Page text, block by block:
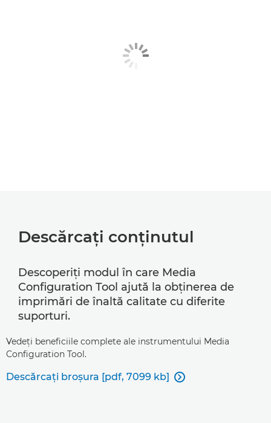
Descărcaţi conţinutul
Descoperiţi modul în care Media
Configuration Tool ajută la obţinerea de
imprimări de înaltă calitate cu diferite
suporturi.
Vedeţi beneficiile complete ale instrumentului Media
Configuration Tool.
Descărcaţi broşura [pdf, 7099 kb] 